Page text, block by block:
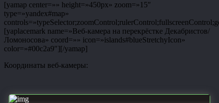
[yamap center=»» height=»450px» zoom=»15″
type=»yandex#map»
[yaplacemark name=»Веб-камера на перекрёстке Декабристов/
Ломоносова» coord=»» icon=»islands#blueStretchyIcon»
color=»#00c2a9″][/yamap]
Координаты веб-камеры: